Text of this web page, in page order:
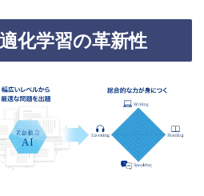
化学習の革新性